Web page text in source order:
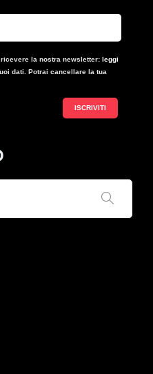
la nostra newsletter: leggi
dati. Potrai cancellare la tua